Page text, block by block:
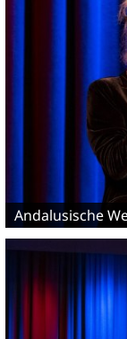
Andalusische